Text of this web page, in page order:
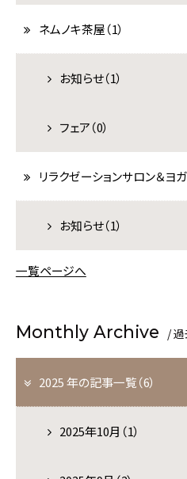
泊
マイページログイン
ネムノキ茶屋（1）
お知らせ（1）
フェア（0）
リラクゼーションサロン＆ヨ
お知らせ（1）
一覧ページへ
Monthly Archive /
2025 年の記事一覧（6）
2025年10月（1）